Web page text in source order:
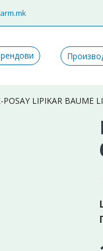
POSAY LIPIKAR BAUME